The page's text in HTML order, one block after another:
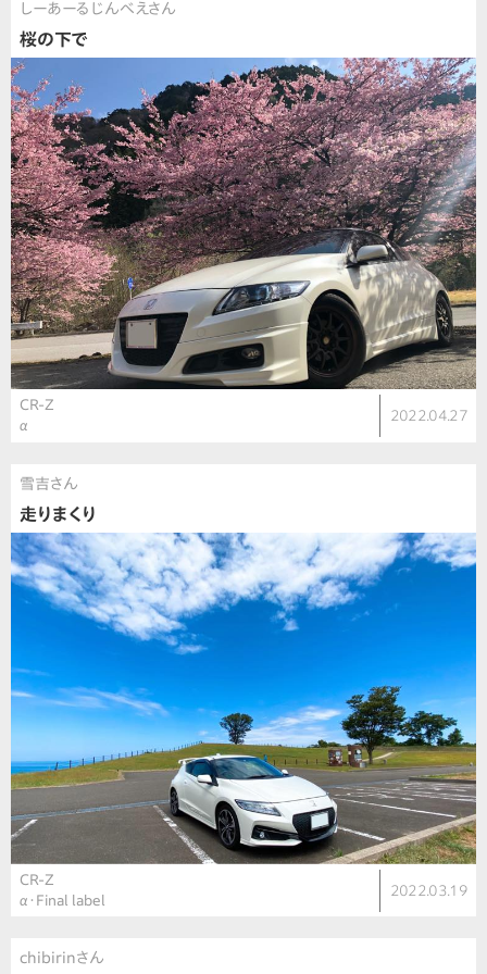
しーあーるじんべえさん
桜の下で
CR-Z
α
2022.04.27
雪吉さん
走りまくり
CR-Z
α・Final label
2022.03.19
chibirinさん